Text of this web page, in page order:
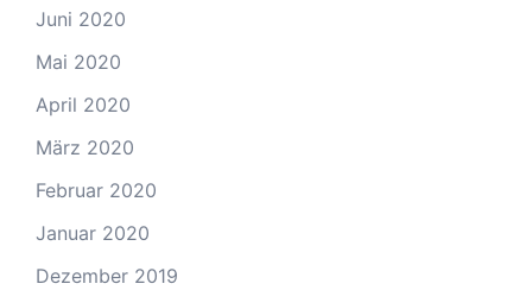
Juni 2020
Mai 2020
April 2020
März 2020
Februar 2020
Januar 2020
Dezember 2019